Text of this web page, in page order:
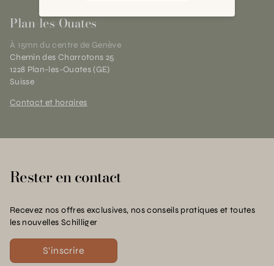
Plan-les-Ouates
À 15mn du centre de Genève
Chemin des Charrotons 25
1228 Plan-les-Ouates (GE)
Suisse
Contact et horaires
Rester en contact
Recevez nos offres exclusives, nos conseils pratiques et toutes
les nouvelles Schilliger
S'inscrire